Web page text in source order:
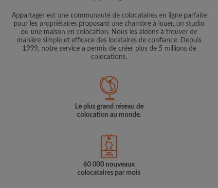
Appartager est une communauté de colocataires en ligne parfaite
pour les propriétaires proposant une chambre à louer, un studio
ou une maison en colocation. Nous les aidons à trouver de
manière simple et efficace des locataires de confiance. Depuis
1999, notre service a permis de créer plus de 5 millions de
colocations.
Le plus grand réseau de
colocation au monde.
60 000 nouveaux
colocataires par mois